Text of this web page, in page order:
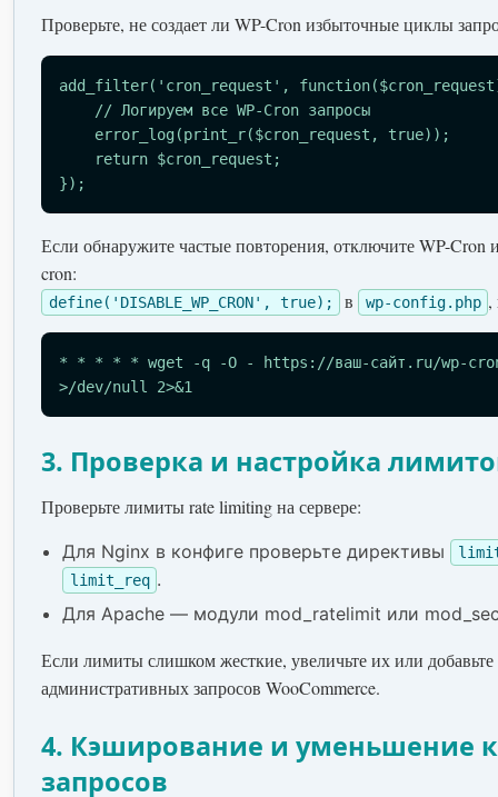
Проверьте, не создает ли WP-Cron избыточные циклы
add_filter('cron_request',
});
Если обнаружите частые повторения, отключите WP-Cron
cron:
define('DISABLE_WP_CRON', true); в wp-config.php ,
* * * * * wget -q -O - https://ваш-сайт.ru/wp-
>/dev/null 2>&1
3. Проверка и настройка
Проверьте лимиты rate limiting на сервере:
Для Nginx в конфиге проверьте директивы
limit_req .
Для Apache — модули mod_ratelimit или
Если лимиты слишком жесткие, увеличьте их или
административных запросов WooCommerce.
4. Кэширование и уменьшение
запросов